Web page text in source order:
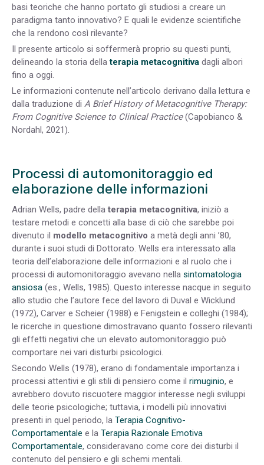
basi teoriche che hanno portato gli studiosi a creare un
paradigma tanto innovativo? E quali le evidenze scientifiche
che la rendono così rilevante?
Il presente articolo si soffermerà proprio su questi punti,
delineando la storia dellaterapia metacognitiva dagli albori
fino a oggi.
Le informazioni contenute nell’articolo derivano dalla lettura e
dalla traduzione di A Brief History of Metacognitive Therapy:
From Cognitive Science to Clinical Practice(Capobianco &
Nordahl, 2021).
Processi di automonitoraggio ed
elaborazione delle informazioni
Adrian Wells, padre della terapia metacognitiva, iniziò a
testare metodi e concetti alla base di ciò che sarebbe poi
divenuto il modello metacognitivo a metà degli anni ’80,
durante i suoi studi di Dottorato. Wells era interessato alla
teoria dell’elaborazione delle informazioni e al ruolo che i
processi di automonitoraggio avevano nella sintomatologia
ansiosa (es., Wells, 1985). Questo interesse nacque in seguito
allo studio che l’autore fece del lavoro di Duval e Wicklund
(1972), Carver e Scheier (1988) e Fenigstein e colleghi (1984);
le ricerche in questione dimostravano quanto fossero rilevanti
gli effetti negativi che un elevato automonitoraggio può
comportare nei vari disturbi psicologici.
Secondo Wells (1978), erano di fondamentale importanza i
processi attentivi e gli stili di pensiero come il rimuginio, e
avrebbero dovuto riscuotere maggior interesse negli sviluppi
delle teorie psicologiche; tuttavia, i modelli più innovativi
presenti in quel periodo, la Terapia Cognitivo-
Comportamentale e la Terapia Razionale Emotiva
Comportamentale, consideravano come core dei disturbi il
contenuto del pensiero e gli schemi mentali.